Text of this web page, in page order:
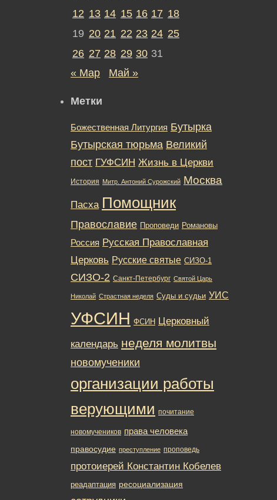
12 13 14 15 16 17 18
19 20 21 22 23 24 25
26 27 28 29 30 31
« Мар
Май »
Метки
Божественная Литургия Бутырка
Бутырская тюрьма Великий
пост ГУФСИН Жизнь в Церкви
История Митр. Антоний Сурожский Москва
Пасха Помощник
Православие Проповеди Романовы
Россия Русская Православная
Церковь Русские святые СИЗО-1
СИЗО-2 Санкт-Петербург Святой Царь
Николай Страстная неделя Суды и судьи УИС
УФСИН ФСИН Церковный
календарь неделя молитвы
новомученики
организации работы
верующими почитание
новомучеников права человека
правосудие преступление проповедь
протоиерей Константин Кобелев
реадаптация ресоциализация